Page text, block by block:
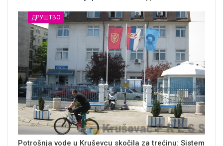
ДРУШТВО
Potrošnja vode u Kruševcu skočila za trećinu: Sistem